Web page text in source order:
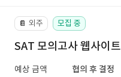
📔 외주 모집 중
SAT 모의고사 웹사이
예상 금액
협의 후 결정